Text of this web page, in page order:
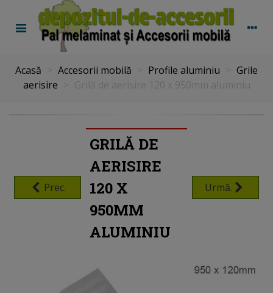
Acasă Accesorii mobilă Profile aluminiu
Grile
aerisire
Prec.
GRILĂ DE
AERISIRE
120 X
950MM
ALUMINIU
Urmă.